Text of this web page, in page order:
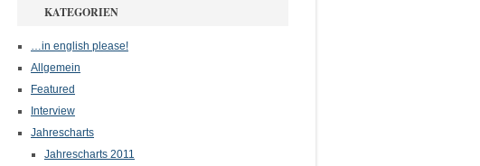
KATEGORIEN
…in english please!
Allgemein
Featured
Interview
Jahrescharts
Jahrescharts 2011